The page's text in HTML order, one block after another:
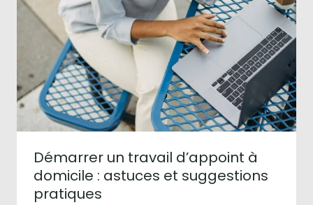
Démarrer un travail d’appoint à
domicile : astuces et suggestions
pratiques